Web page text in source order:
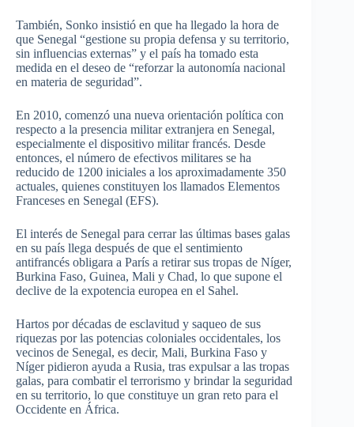
También, Sonko insistió en que ha llegado la hora de
que Senegal “gestione su propia defensa y su territorio,
sin influencias externas” y el país ha tomado esta
medida en el deseo de “reforzar la autonomía nacional
en materia de seguridad”.
En 2010, comenzó una nueva orientación política con
respecto a la presencia militar extranjera en Senegal,
especialmente el dispositivo militar francés. Desde
entonces, el número de efectivos militares se ha
reducido de 1200 iniciales a los aproximadamente 350
actuales, quienes constituyen los llamados Elementos
Franceses en Senegal (EFS).
El interés de Senegal para cerrar las últimas bases galas
en su país llega después de que el sentimiento
antifrancés obligara a París a retirar sus tropas de Níger,
Burkina Faso, Guinea, Mali y Chad, lo que supone el
declive de la expotencia europea en el Sahel.
Hartos por décadas de esclavitud y saqueo de sus
riquezas por las potencias coloniales occidentales, los
vecinos de Senegal, es decir, Mali, Burkina Faso y
Níger pidieron ayuda a Rusia, tras expulsar a las tropas
galas, para combatir el terrorismo y brindar la seguridad
en su territorio, lo que constituye un gran reto para el
Occidente en África.